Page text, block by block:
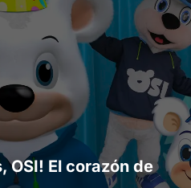
OSI! El corazón de